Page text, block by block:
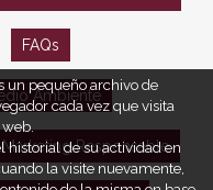
FAQs
Ambiente
Responsable
un pequeño archivo de
cada vez que visita
historial de su actividad en
la visite nuevamente,